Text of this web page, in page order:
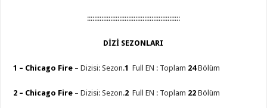
::::::::::::::::::::::::::::::::::::::::::::::::::::
DİZİ SEZONLARI
1 – Chicago Fire – Dizisi: Sezon.1 Full EN : Toplam 24 Bölüm
2 – Chicago Fire – Dizisi: Sezon.2 Full EN : Toplam 22Bölüm